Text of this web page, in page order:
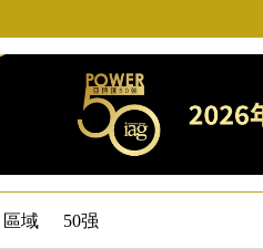
區域 50强